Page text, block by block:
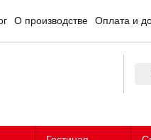
О производстве Оплата и